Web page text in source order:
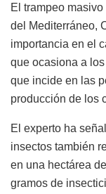
El trampeo
del Mediterráneo,
importancia en el
que ocasiona a
que incide en las
producción de los
El experto ha
insectos también
en una hectárea
gramos de